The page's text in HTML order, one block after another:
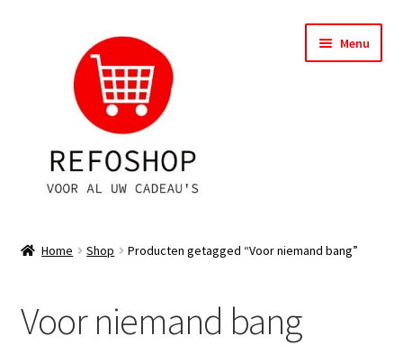
navigatie
Menu
Assortiment
Home Shop Producten getagged “Voor niemand bang”
Voor niemand bang